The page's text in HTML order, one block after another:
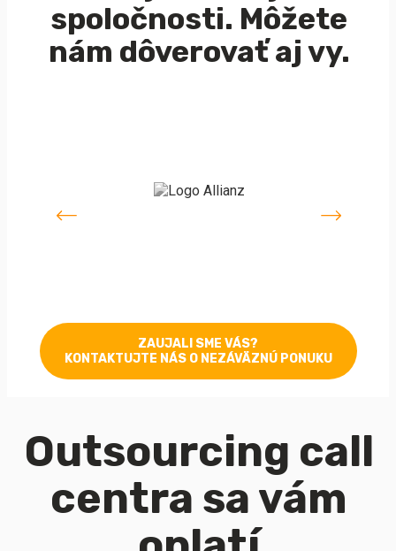
spoločnosti. Môžete
nám dôverovať aj vy.
ZAUJALI SME VÁS?
KONTAKTUJTE NÁS O NEZÁVÄZNÚ PONUKU
Outsourcing call
centra sa vám